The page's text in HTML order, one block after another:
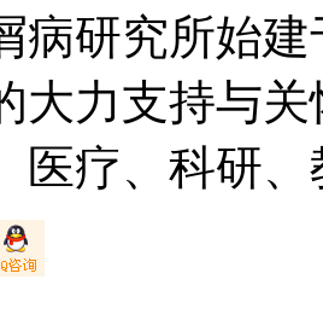
病研究所始
大力支持与
医疗、科研